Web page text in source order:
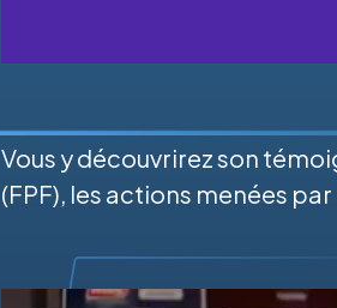
Vous y découvrirez son
(FPF), les actions menées